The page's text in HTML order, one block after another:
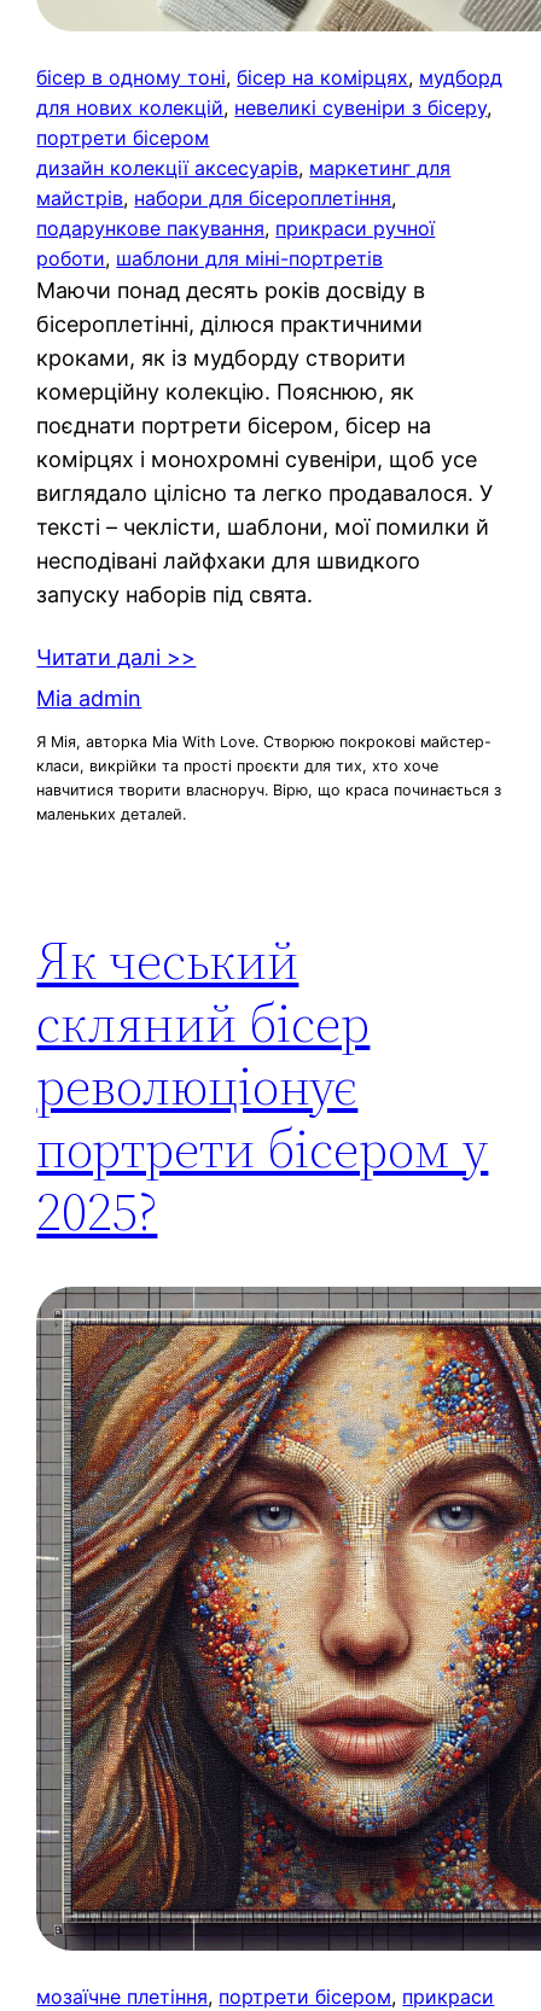
бісер в одному тоні, бісер на комірцях, мудборд
для нових колекцій, невеликі сувеніри з бісеру
портрети бісером
дизайн колекції аксесуарів, маркетинг для
майстрів, набори для бісероплетіння
подарункове пакування, прикраси ручної
роботи, шаблони для міні-портретів
Маючи понад десять років досвіду в
бісероплетінні, ділюся практичними
кроками, як із мудборду створити
комерційну колекцію. Пояснюю, як
поєднати портрети бісером, бісер на
комірцях і монохромні сувеніри, щоб усе
виглядало цілісно та легко продавалося. У
тексті – чеклісти, шаблони, мої помилки й
несподівані лайфхаки для швидкого
запуску наборів під свята.
Читати далі >>
Mia admin
Я Мія, авторка Mia With Love. Створюю покрокові майстер-
класи, викрійки та прості проєкти для тих, хто хоче
навчитися творити власноруч. Вірю, що краса починається з
маленьких деталей.
Як чеський
скляний бісер
революціонує
портрети бісером у
2025?
мозаїчне плетіння, портрети бісером, прикраси